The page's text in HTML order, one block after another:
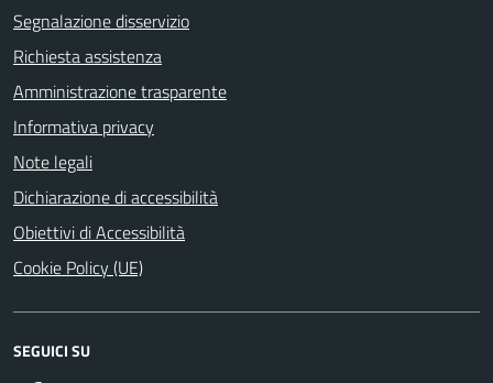
Segnalazione disservizio
Richiesta assistenza
Amministrazione trasparente
Informativa privacy
Note legali
Dichiarazione di accessibilità
Obiettivi di Accessibilità
Cookie Policy (UE)
SEGUICI SU